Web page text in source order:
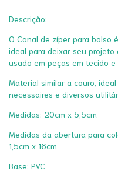
Descrição:
O Canal de zíper para bolso
ideal para deixar seu
usado em peças em tecido e
Material similar a couro,
necessaires e diversos
Medidas: 20cm x 5,5cm
Medidas da abertura para
1,5cm x 16cm
Base: PVC